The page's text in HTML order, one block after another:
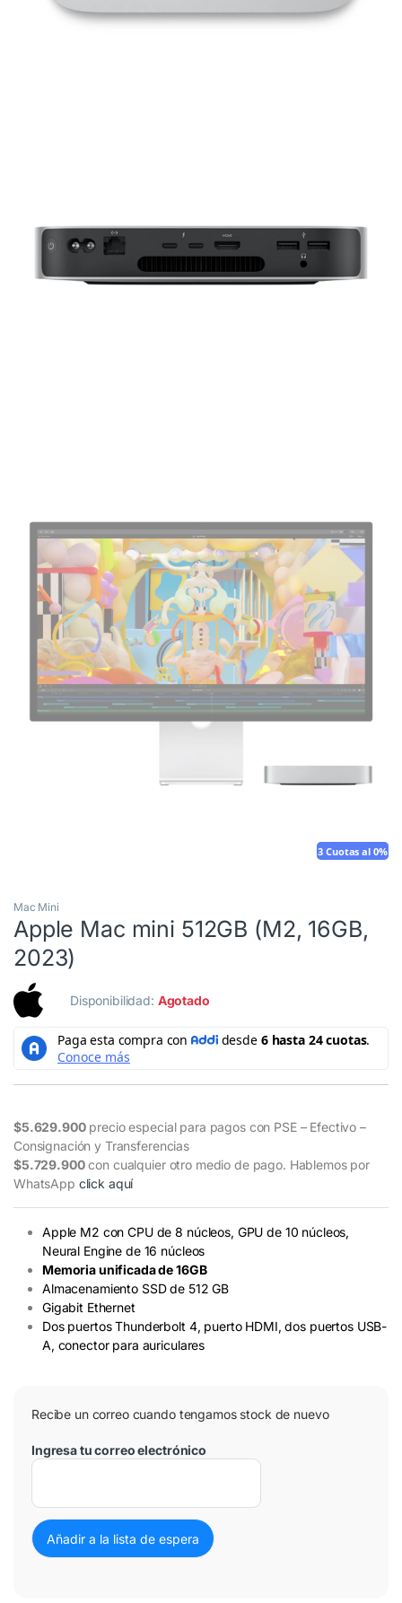
Mouse gratis
3 Cuotas al 0%
Mac Mini
Apple Mac mini 512GB (M2, 16GB,
2023)
Disponibilidad: Agotado
$5.629.900precio especial para pagos con PSE – Efectivo –
Consignación y Transferencias
$5.729.900con cualquier otro medio de pago. Hablemos por
WhatsApp click aquí
Apple M2 con CPU de 8 núcleos, GPU de 10 núcleos,
Neural Engine de 16 núcleos
Memoria unificada de 16GB
Almacenamiento SSD de 512 GB
Gigabit Ethernet
Dos puertos Thunderbolt 4, puerto HDMI, dos puertos USB-
A, conector para auriculares
Recibe un correo cuando tengamos stock de nuevo
Ingresa tu correo electrónico